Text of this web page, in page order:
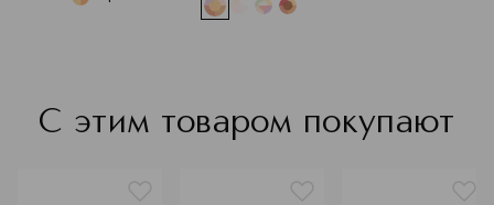
С этим товаром покупают